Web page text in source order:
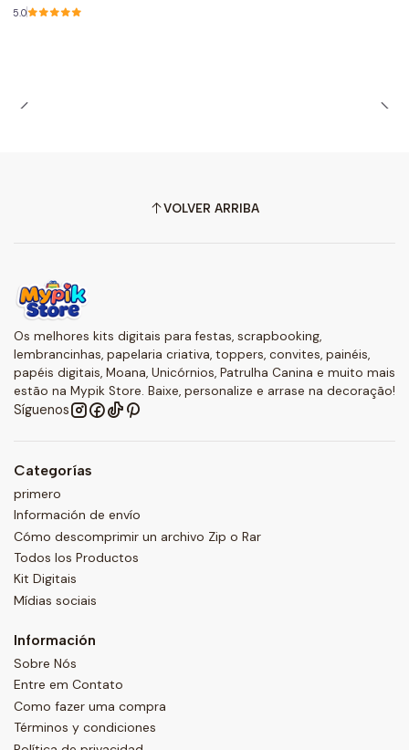
5.0
VOLVER ARRIBA
Os melhores kits digitais para festas, scrapbooking,
lembrancinhas, papelaria criativa, toppers, convites, painéis,
papéis digitais, Moana, Unicórnios, Patrulha Canina e muito mais
estão na Mypik Store. Baixe, personalize e arrase na decoração!
Síguenos
Categorías
primero
Información de envío
Cómo descomprimir un archivo Zip o Rar
Todos los Productos
Kit Digitais
Mídias sociais
Información
Sobre Nós
Entre em Contato
Como fazer uma compra
Términos y condiciones